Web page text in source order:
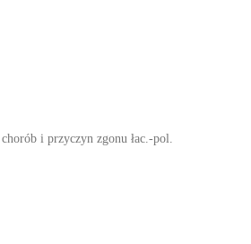
chorób i przyczyn zgonu łac.-pol.